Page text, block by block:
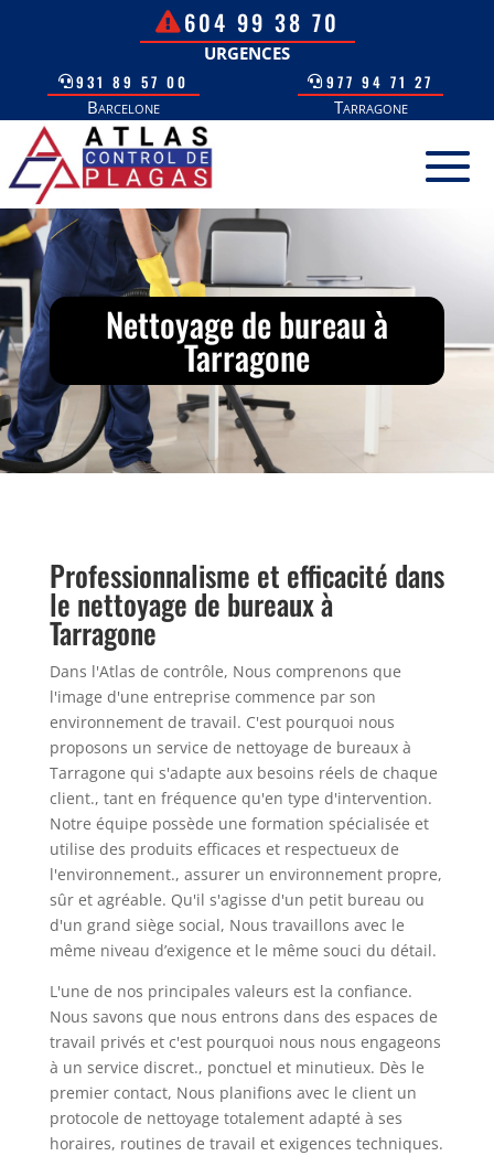
604 99 38 70
URGENCES
931 89 57 00
Barcelone
977 94 71 27
Tarragone
Nettoyage de bureau à
Tarragone
Professionnalisme et efficacité dans
le nettoyage de bureaux à
Tarragone
Dans l'Atlas de contrôle, Nous comprenons que
l'image d'une entreprise commence par son
environnement de travail. C'est pourquoi nous
proposons un service de nettoyage de bureaux à
Tarragone qui s'adapte aux besoins réels de chaque
client., tant en fréquence qu'en type d'intervention.
Notre équipe possède une formation spécialisée et
utilise des produits efficaces et respectueux de
l'environnement., assurer un environnement propre,
sûr et agréable. Qu'il s'agisse d'un petit bureau ou
d'un grand siège social, Nous travaillons avec le
même niveau d’exigence et le même souci du détail.
L'une de nos principales valeurs est la confiance.
Nous savons que nous entrons dans des espaces de
travail privés et c'est pourquoi nous nous engageons
à un service discret., ponctuel et minutieux. Dès le
premier contact, Nous planifions avec le client un
protocole de nettoyage totalement adapté à ses
horaires, routines de travail et exigences techniques.